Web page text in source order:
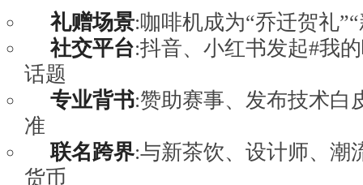
礼赠场景:咖啡机成为“乔迁贺礼
社交平台:抖音、小红书发起#我
话题
专业背书:赞助赛事、发布技术白
准
联名跨界:与新茶饮、设计师、潮
货币